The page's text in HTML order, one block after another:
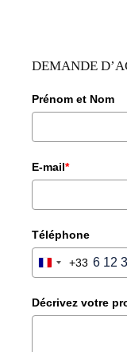
DEMANDE
Prénom et Nom
E-mail*
Téléphone
FRANCE
+33
Décrivez votre